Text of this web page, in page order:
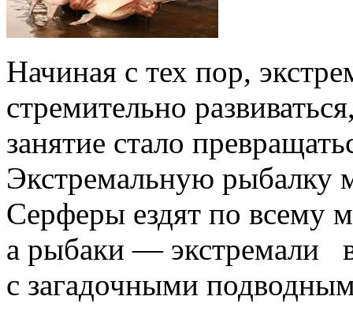
Начиная с тех пор,
стремительно
занятие стало
Экстремальную рыбалку
Серферы ездят по всему
а рыбаки — экстремали
с загадочными